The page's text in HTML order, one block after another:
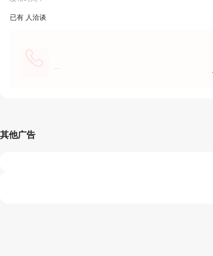
已有 人洽谈
--
其他广告